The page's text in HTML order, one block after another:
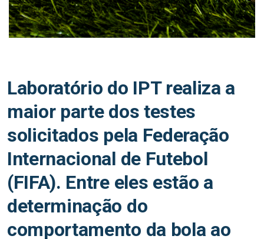
Laboratório do IPT realiza a
maior parte dos testes
solicitados pela Federação
Internacional de Futebol
(FIFA). Entre eles estão a
determinação do
comportamento da bola ao